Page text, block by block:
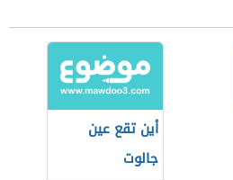
أين تقع عين
جالوت